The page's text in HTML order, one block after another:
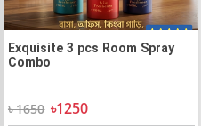
Exquisite 3 pcs Room Spray
Combo
৳ 1650 ৳1250